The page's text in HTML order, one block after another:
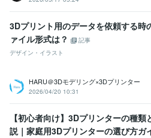
3Dプリント用のデータを依頼する時
ァイル形式は？
記事
デザイン・イラスト
HARU＠3Dモデリング×3Dプリンター
2026/04/20 10:31
【初心者向け】3Dプリンターの種類
説｜家庭用3Dプリンターの選び方ガ